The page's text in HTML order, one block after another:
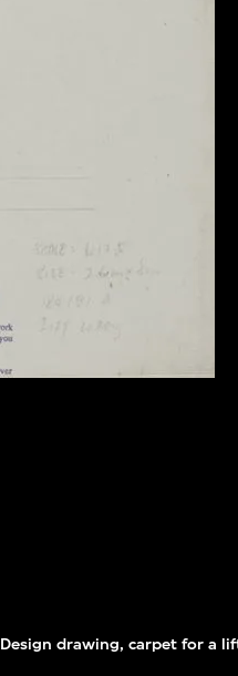
Design drawing, carpet for a